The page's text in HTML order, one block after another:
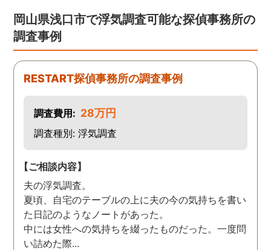
岡山県浅口市で浮気調査可能な探偵事務所の
調査事例
RESTART探偵事務所の調査事例
調査費用: 28万円
調査種別: 浮気調査
【ご相談内容】
夫の浮気調査。
夏頃、自宅のテーブルの上に夫の今の気持ちを書い
た日記のようなノートがあった。
中には女性への気持ちを綴ったものだった。一度問
い詰めた際...